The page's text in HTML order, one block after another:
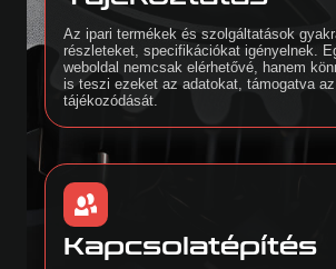
Az ipari termékek és szolgáltatások
részleteket, specifikációkat igényelnek.
weboldal nemcsak elérhetővé, hanem
is teszi ezeket az adatokat, támogatva
tájékozódását.
Kapcsolatépítés